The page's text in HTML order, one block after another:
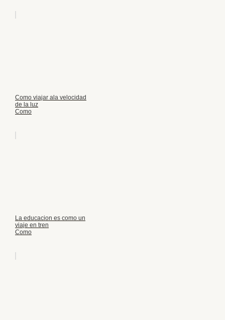
Como viajar ala velocidad
de la luz
Como
La educacion es como un
viaje en tren
Como